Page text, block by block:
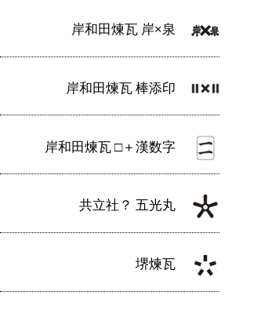
岸和田煉瓦 岸×泉
岸和田煉瓦 棒添印
岸和田煉瓦 □＋漢数字
共立社？ 五光丸
堺煉瓦